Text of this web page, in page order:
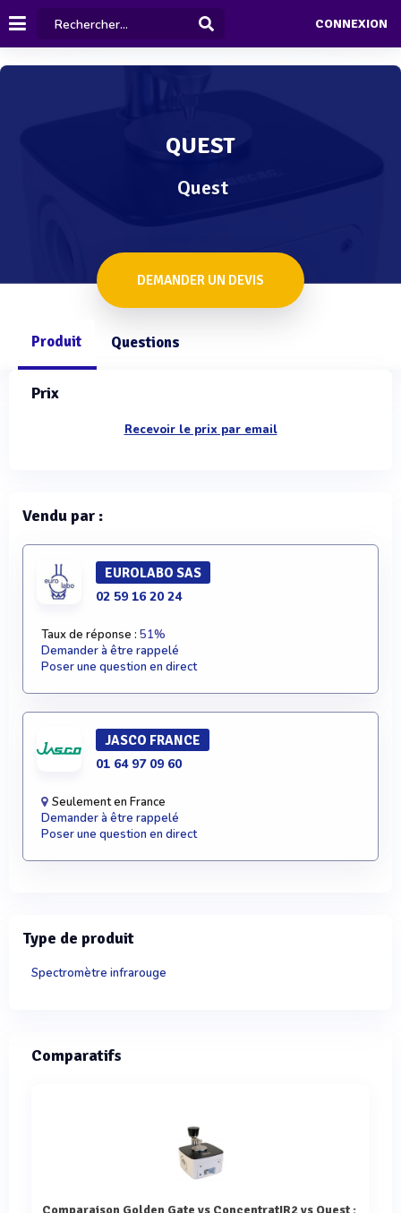
CONNEXION
QUEST
Quest
DEMANDER UN DEVIS
Produit Questions
Prix
Recevoir le prix par email
Vendu par :
EUROLABO SAS
02 59 16 20 24
Taux de réponse : 51%
Demander à être rappelé
Poser une question en direct
JASCO FRANCE
01 64 97 09 60
Seulement en France
Demander à être rappelé
Poser une question en direct
Type de produit
Spectromètre infrarouge
Comparatifs